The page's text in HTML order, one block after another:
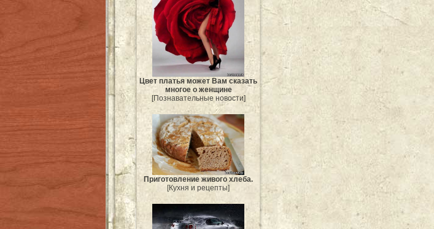
Цвет платья может Вам сказать
многое о женщине
[Познавательные новости]
Приготовление живого хлеба.
[Кухня и рецепты]